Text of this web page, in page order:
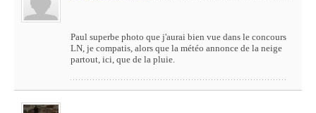
Paul superbe photo que j'aurai bien vue dans le concours
LN, je compatis, alors que la météo annonce de la neige
partout, ici, que de la pluie.